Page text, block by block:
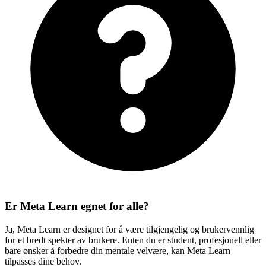
Er Meta Learn egnet for alle?
Ja, Meta Learn er designet for å være tilgjengelig og brukervennlig
for et bredt spekter av brukere. Enten du er student, profesjonell eller
bare ønsker å forbedre din mentale velvære, kan Meta Learn
tilpasses dine behov.